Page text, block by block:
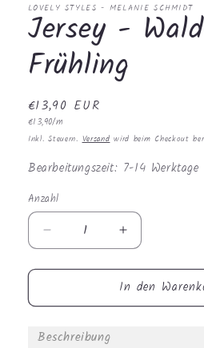
LOVELY STYLES - MELANIE SCHMIDT
Jersey -
Frühling
Normaler
Preis
€13,90 EUR
Grundpreis
€13,90/m
Inkl. Steuern. Versand wird beim Checkout
Bearbeitungszeit: 7-14 Werktage
Anzahl
Anzahl
Verringere
die
Menge
Jersey
Waldtiere
Erhöhe
die
Menge
für
Jersey
In den
Beschreibung